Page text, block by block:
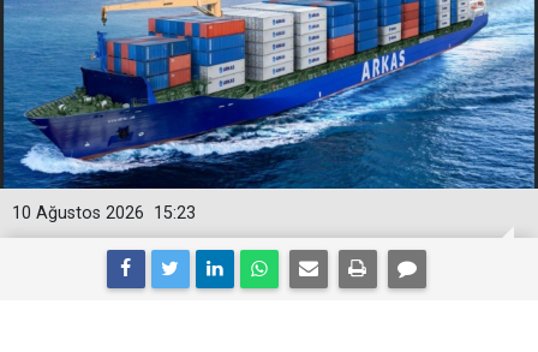
15:23
10 Ağustos 2026